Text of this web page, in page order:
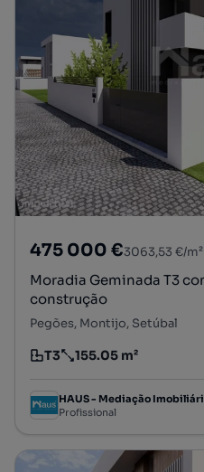
475 000 €3063,53 €/m²
Moradia Geminada T3
construção
Pegões, Montijo, Setúbal
Tipologia
T3
Preço por metro quadrado
155.05 m²
HAUS - Mediação
Profissional